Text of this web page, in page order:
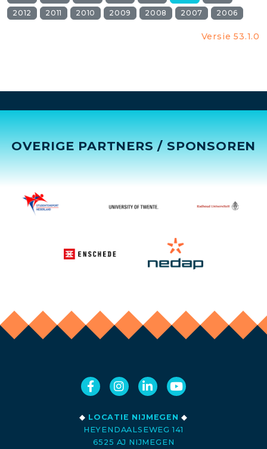
2012
2011 2010 2009 2008 2007 2006
Versie 53.1.0
OVERIGE PARTNERS / SPONSOREN
◆ LOCATIE NIJMEGEN ◆
HEYENDAALSEWEG 141
6525 AJ NIJMEGEN